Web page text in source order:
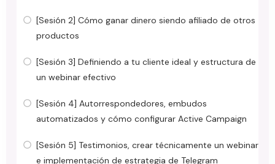
[Sesión 2] Cómo ganar dinero siendo afiliado de otros
productos
[Sesión 3] Definiendo a tu cliente ideal y estructura de
un webinar efectivo
[Sesión 4] Autorrespondedores, embudos
automatizados y cómo configurar Active Campaign
[Sesión 5] Testimonios, crear técnicamente un webinar
e implementación de estrategia de Telegram